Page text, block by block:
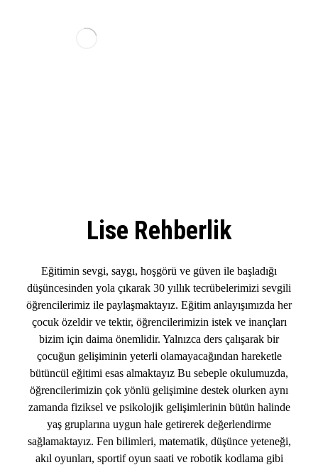
Lise Rehberlik
Eğitimin sevgi, saygı, hoşgörü ve güven ile başladığı
düşüncesinden yola çıkarak 30 yıllık tecrübelerimizi sevgili
öğrencilerimiz ile paylaşmaktayız. Eğitim anlayışımızda her
çocuk özeldir ve tektir, öğrencilerimizin istek ve inançları
bizim için daima önemlidir. Yalnızca ders çalışarak bir
çocuğun gelişiminin yeterli olamayacağından hareketle
bütüncül eğitimi esas almaktayız Bu sebeple okulumuzda,
öğrencilerimizin çok yönlü gelişimine destek olurken aynı
zamanda fiziksel ve psikolojik gelişimlerinin bütün halinde
yaş gruplarına uygun hale getirerek değerlendirme
sağlamaktayız. Fen bilimleri, matematik, düşünce yeteneği,
akıl oyunları, sportif oyun saati ve robotik kodlama gibi